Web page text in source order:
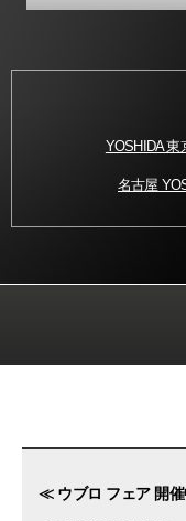
YOSHIDA 東
名古屋
≪ ウブロ フェア 開